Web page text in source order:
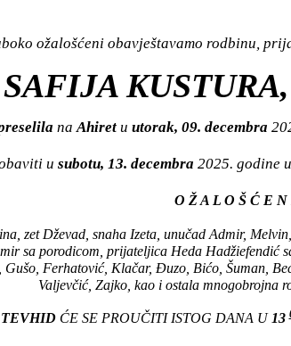
ožalošćeni obavještavamo rodbinu,
SAFIJA
naAhiretu utorak, 09. decembra
u subotu, 13. decembra 2025. godine u
O Ž A L O Š Ć E
zet Dževad, snaha Izeta, unučad Admir,
sa porodicom, prijateljica Heda Hadžiefendić
Gušo, Ferhatović, Klačar, Đuzo, Bićo, Šuman,
Valjevčić, Zajko, kao i ostala mnogobrojna
TEVHIDĆE SE PROUČITI ISTOG DANA U 13